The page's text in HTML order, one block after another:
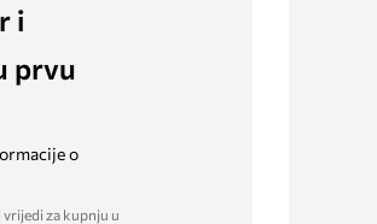
i
prvu
o
za kupnju u